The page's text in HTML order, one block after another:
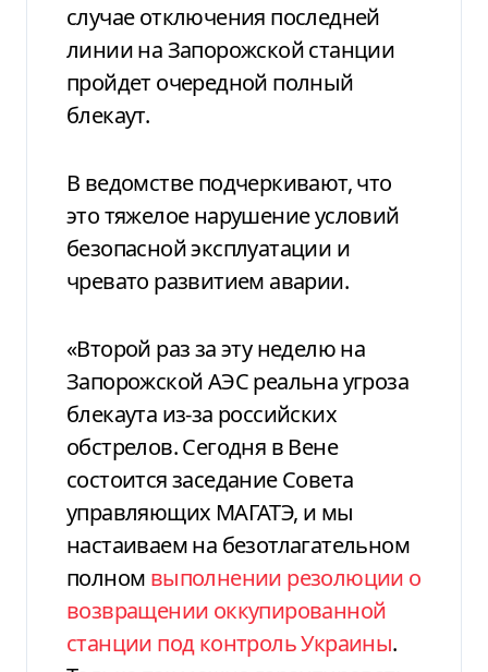
случае отключения последней
линии на Запорожской станции
пройдет очередной полный
блекаут.
В ведомстве подчеркивают, что
это тяжелое нарушение условий
безопасной эксплуатации и
чревато развитием аварии.
«Второй раз за эту неделю на
Запорожской АЭС реальна угроза
блекаута из-за российских
обстрелов. Сегодня в Вене
состоится заседание Совета
управляющих МАГАТЭ, и мы
настаиваем на безотлагательном
полном выполнении резолюции о
возвращении оккупированной
станции под контроль Украины.